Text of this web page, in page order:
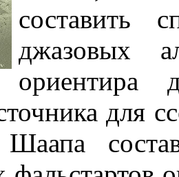
составить
джазовых
ориентира
для
Шаапа